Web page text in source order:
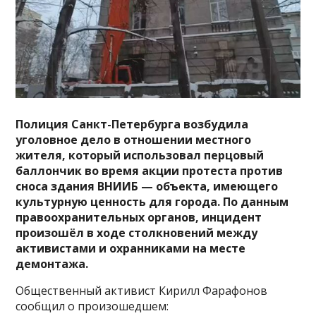
Полиция Санкт-Петербурга возбудила
уголовное дело в отношении местного
жителя, который использовал перцовый
баллончик во время акции протеста против
сноса здания ВНИИБ — объекта, имеющего
культурную ценность для города. По данным
правоохранительных органов, инцидент
произошёл в ходе столкновений между
активистами и охранниками на месте
демонтажа.
Общественный активист Кирилл Фарафонов
сообщил о произошедшем: